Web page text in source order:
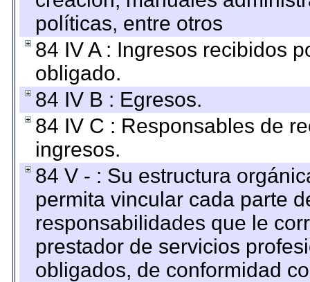
políticas, entre otros
84 IV A : Ingresos recibidos
obligado.
84 IV B : Egresos.
84 IV C : Responsables de
ingresos.
84 V - : Su estructura
permita vincular cada parte
responsabilidades que le
prestador de servicios
obligados, de conformidad